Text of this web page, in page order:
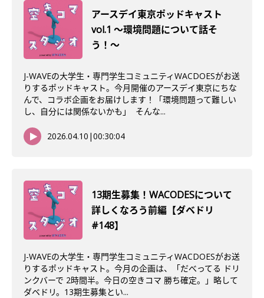
アースデイ東京ポッドキャスト
vol.1 〜環境問題について話そ
う！〜
J-WAVEの大学生・専門学生コミュニティWACDOESがお送
りするポッドキャスト。今月開催のアースデイ東京にちな
んで、コラボ企画をお届けします！「環境問題って難しい
し、自分には関係ないかも」 そんな...
2026.04.10 |00:30:04
13期生募集！WACODESについて
詳しくなろう前編【ダベドリ
#148】
J-WAVEの大学生・専門学生コミュニティWACDOESがお送
りするポッドキャスト。今月の企画は、「だべってる ドリ
ンクバーで 2時間半。今日の空きコマ 勝ち確定。」略して
ダベドリ。13期生募集とい...